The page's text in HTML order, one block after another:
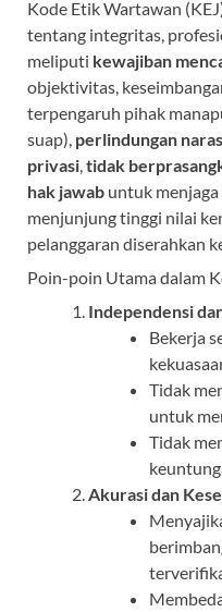
e
b
o
o
k
at
s
A
p
p
e
gr
a
m
Kode Etik Wartawan
tentang integritas,
meliputi kewajiban
objektivitas,
terpengaruh pihak
suap), perlindungan
privasi tidak
hak jawab untuk
menjunjung tinggi nilai
pelanggaran diserahkan
Poin-poin Utama dalam
Independensi
Bekerja
Tidak
untuk
Tidak
Akurasi dan